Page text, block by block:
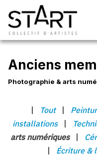
Anciens
Photographie & arts
| Tout|
installations|
arts numériques|
| Écriture &